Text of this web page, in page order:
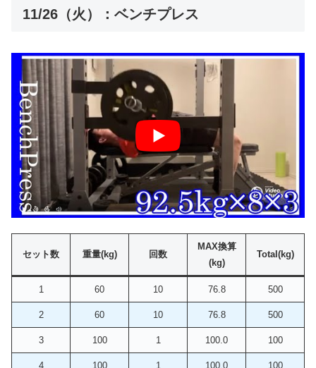
11/26（火）：ベンチプレス
セット数 重量(kg) 回数
MAX換算
(kg)
Total(kg)
1 60 10 76.8 500
2 60 10 76.8 500
3 100 1 100.0 100
4 100 1 100.0 100